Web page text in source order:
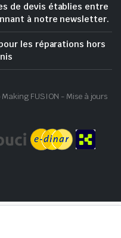
de devis établies entre
à notre newsletter.
les réparations hors
FUSION - Mise à jours